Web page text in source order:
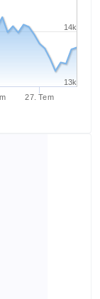
27. Tem
13k
14k